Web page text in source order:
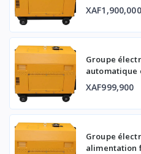
XAF1,900,000
Groupe
automatique
XAF999,900
Groupe
alimentation